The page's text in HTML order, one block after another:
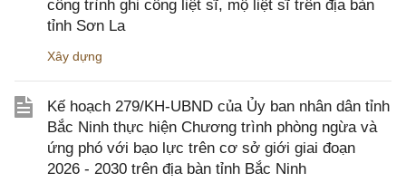
công trình ghi công liệt sĩ, mộ liệt sĩ trên địa bàn
tỉnh Sơn La
Xây dựng
Kế hoạch 279/KH-UBND của Ủy ban nhân dân tỉnh
Bắc Ninh thực hiện Chương trình phòng ngừa và
ứng phó với bạo lực trên cơ sở giới giai đoạn
2026 - 2030 trên địa bàn tỉnh Bắc Ninh